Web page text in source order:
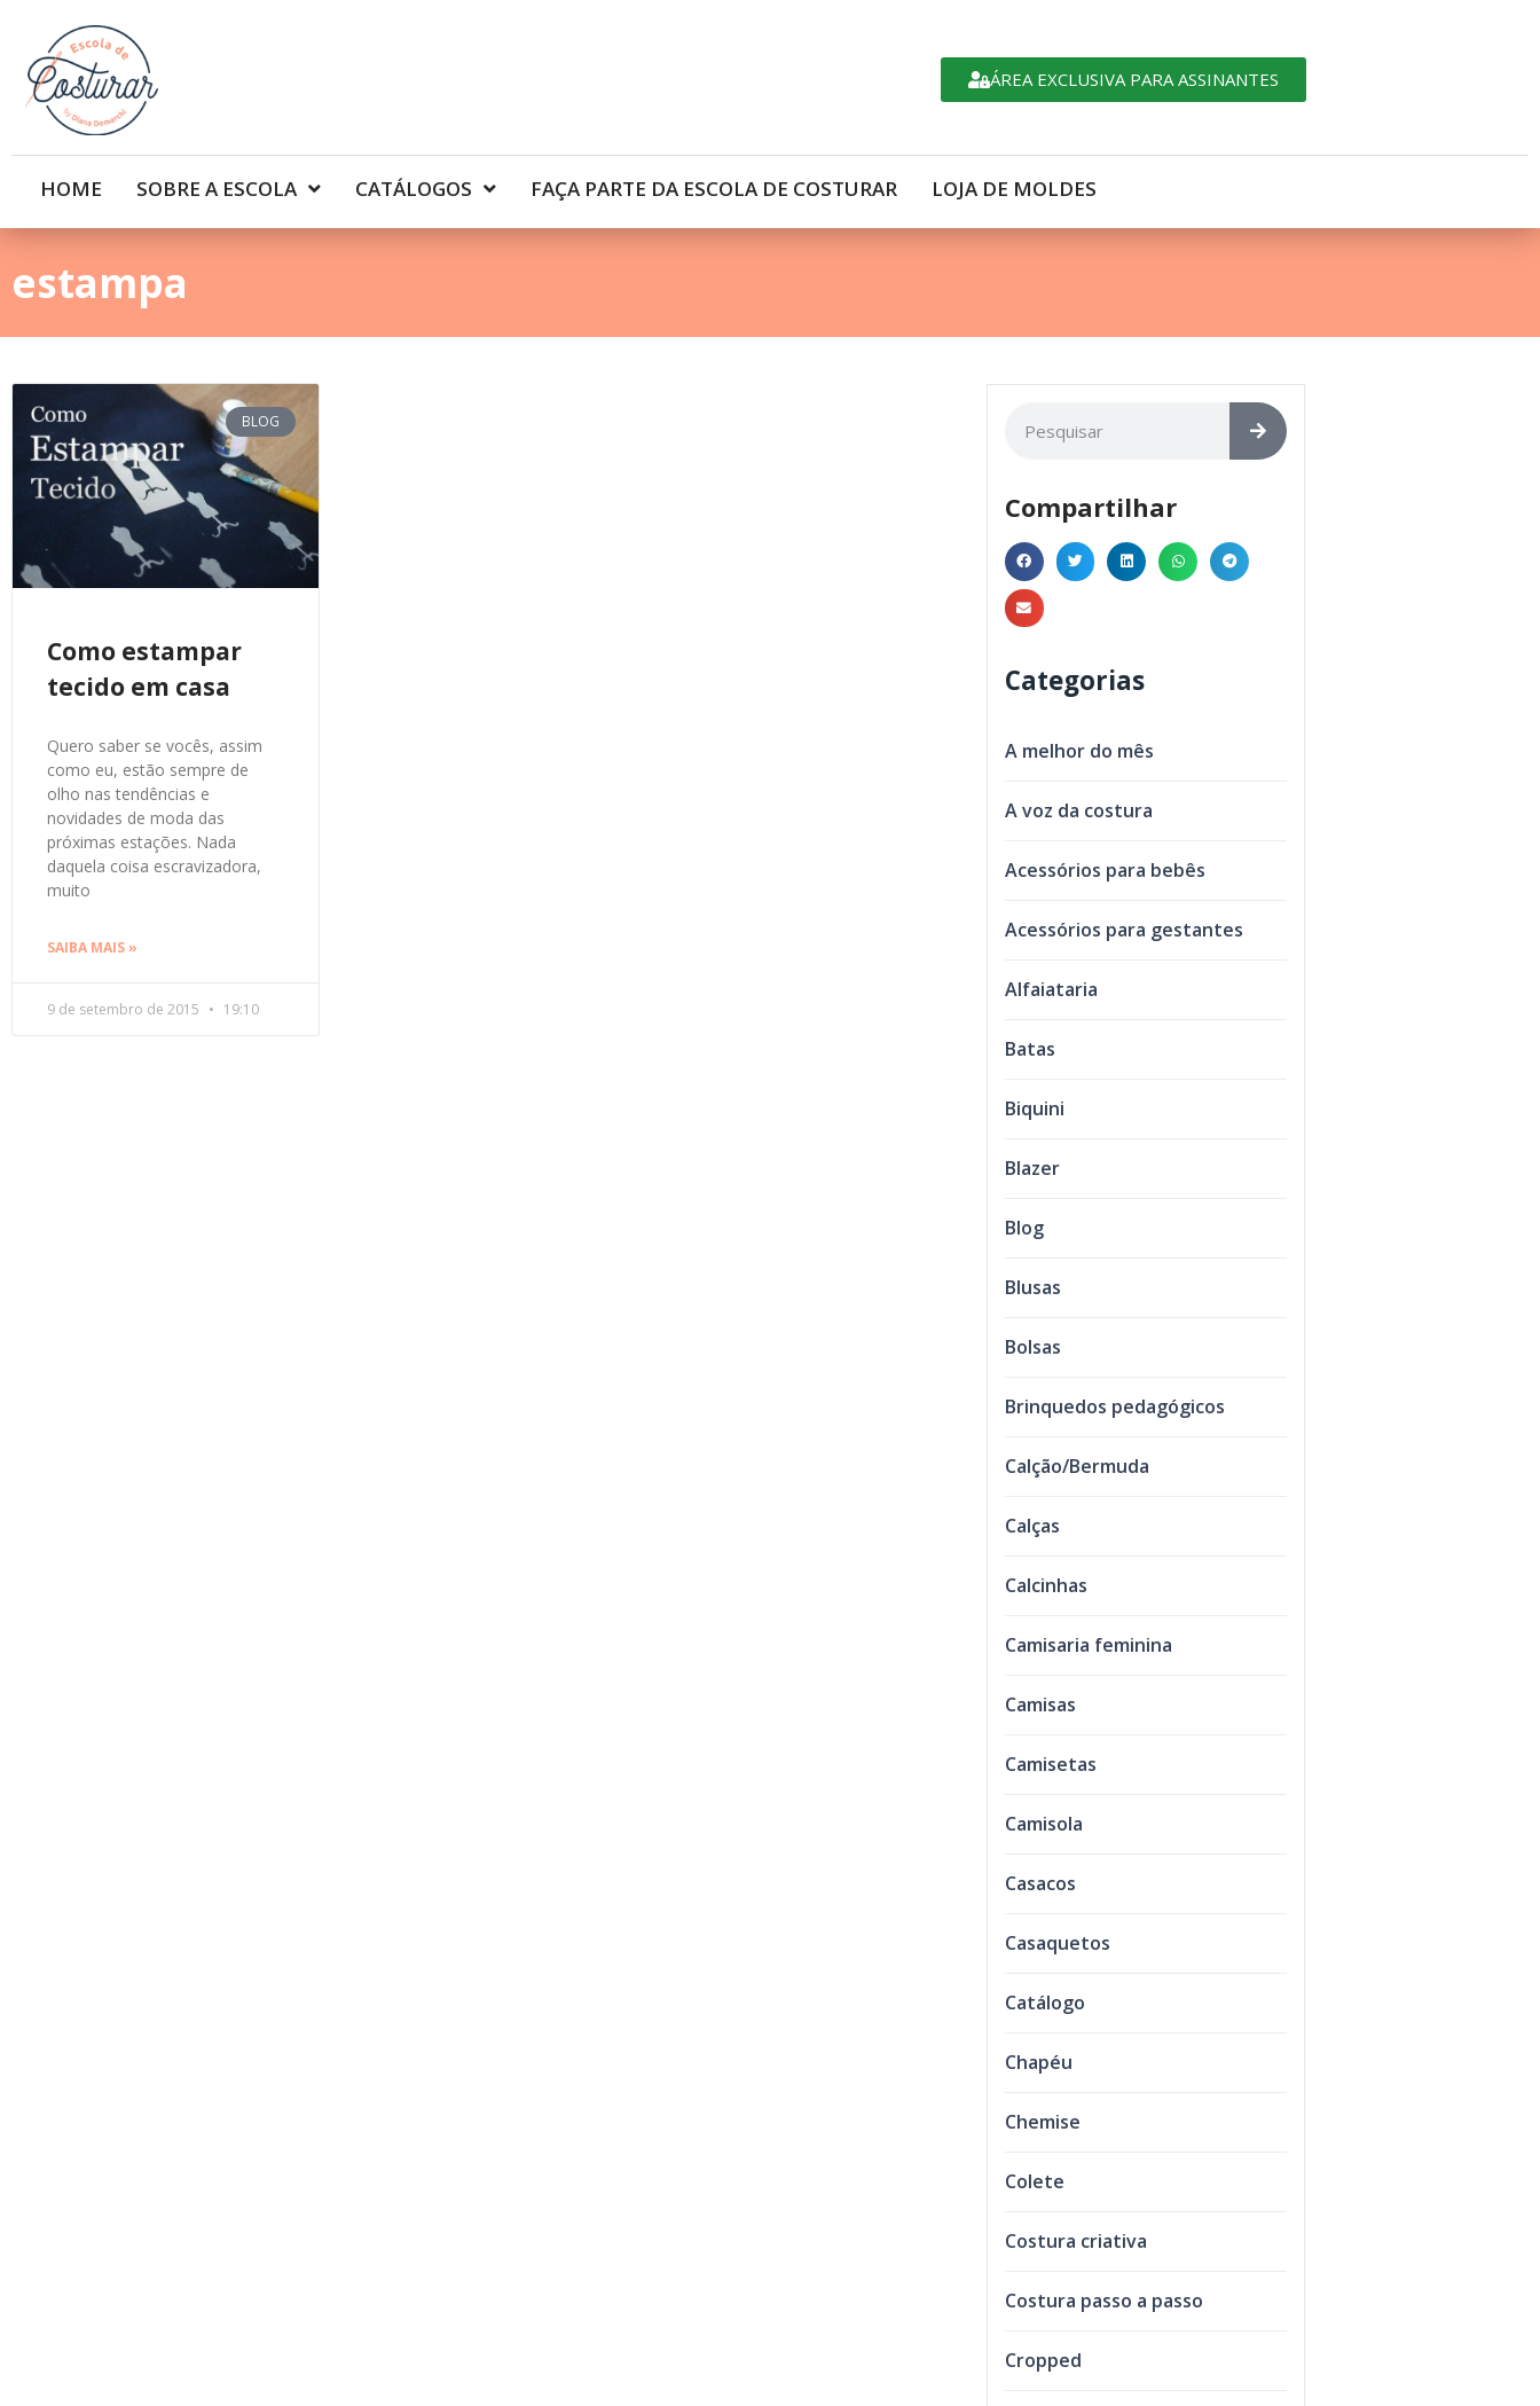
ÁREA EXCLUSIVA PARA ASSINANTES
HOME SOBRE A ESCOLA CATÁLOGOS FAÇA PARTE DA ESCOLA DE COSTURAR LOJA DE MOLDES
estampa
BLOG
Como estampar
tecido em casa
Quero saber se vocês, assim
como eu, estão sempre de
olho nas tendências e
novidades de moda das
próximas estações. Nada
daquela coisa escravizadora,
muito
SAIBA MAIS »
9 de setembro de 2015 19:10
Compartilhar
Categorias
A melhor do mês
A voz da costura
Acessórios para bebês
Acessórios para gestantes
Alfaiataria
Batas
Biquini
Blazer
Blog
Blusas
Bolsas
Brinquedos pedagógicos
Calção/Bermuda
Calças
Calcinhas
Camisaria feminina
Camisas
Camisetas
Camisola
Casacos
Casaquetos
Catálogo
Chapéu
Chemise
Colete
Costura criativa
Costura passo a passo
Cropped